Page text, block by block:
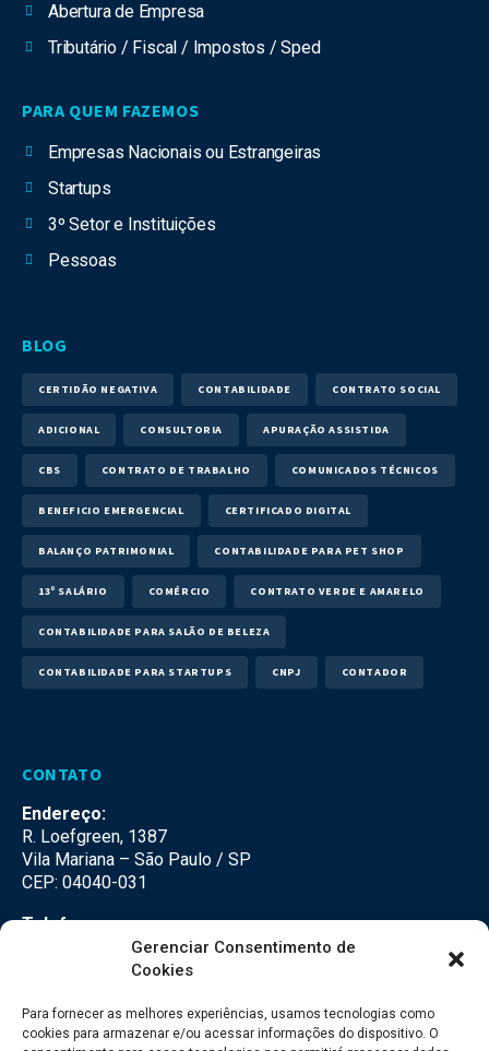
Gerenciar Consentimento de
Cookies
Para fornecer as melhores experiências, usamos tecnologias como
cookies para armazenar e/ou acessar informações do dispositivo. O
Abertura de Empresa
Tributário / Fiscal / Impostos / Sped
PARA QUEM FAZEMOS
Empresas Nacionais ou Estrangeiras
Startups
3º Setor e Instituições
Pessoas
BLOG
CERTIDÃO NEGATIVA CONTABILIDADE CONTRATO SOCIAL
ADICIONAL CONSULTORIA APURAÇÃO ASSISTIDA
CBS CONTRATO DE TRABALHO COMUNICADOS TÉCNICOS
BENEFICIO EMERGENCIAL CERTIFICADO DIGITAL
BALANÇO PATRIMONIAL CONTABILIDADE PARA PET SHOP
13º SALÁRIO COMÉRCIO CONTRATO VERDE E AMARELO
CONTABILIDADE PARA SALÃO DE BELEZA
CONTABILIDADE PARA STARTUPS CNPJ CONTADOR
CONTATO
Endereço:
R. Loefgreen, 1387
Vila Mariana – São Paulo / SP
CEP: 04040-031
Telefone:
(11) 3500-3500
falecom@seteco.com.br